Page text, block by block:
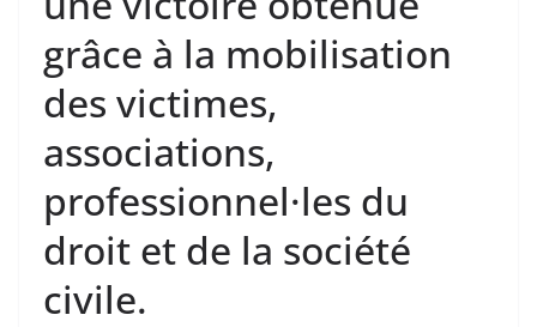
grâce à la mobilisation
des victimes,
associations,
professionnel·les du
droit et de la société
civile.